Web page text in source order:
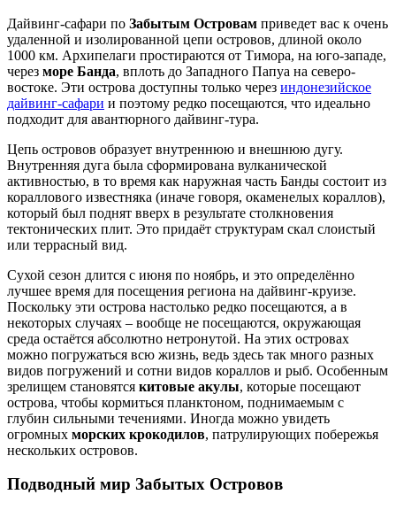
Дайвинг-сафари по Забытым Островам приведет вас к очень
удаленной и изолированной цепи островов, длиной около
1000 км. Архипелаги простираются от Тимора, на юго-западе,
через море Банда, вплоть до Западного Папуа на северо-
востоке. Эти острова доступны только через индонезийское
дайвинг-сафари и поэтому редко посещаются, что идеально
подходит для авантюрного дайвинг-тура.
Цепь островов образует внутреннюю и внешнюю дугу.
Внутренняя дуга была сформирована вулканической
активностью, в то время как наружная часть Банды состоит из
кораллового известняка (иначе говоря, окаменелых кораллов),
который был поднят вверх в результате столкновения
тектонических плит. Это придаёт структурам скал слоистый
или террасный вид.
Сухой сезон длится с июня по ноябрь, и это определённо
лучшее время для посещения региона на дайвинг-круизе.
Поскольку эти острова настолько редко посещаются, а в
некоторых случаях – вообще не посещаются, окружающая
среда остаётся абсолютно нетронутой. На этих островах
можно погружаться всю жизнь, ведь здесь так много разных
видов погружений и сотни видов кораллов и рыб. Особенным
зрелищем становятся китовые акулы, которые посещают
острова, чтобы кормиться планктоном, поднимаемым с
глубин сильными течениями. Иногда можно увидеть
огромных морских крокодилов, патрулирующих побережья
нескольких островов.
Подводный мир Забытых Островов